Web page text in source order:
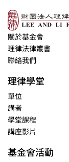
關於基金會
理律法律叢書
聯絡我們
理律學堂
單位
講者
學堂課程
講座影片
基金會活動